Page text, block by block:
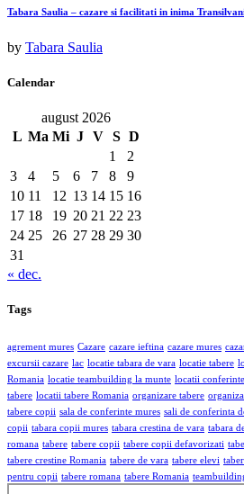
Tabara Saulia – cazare si facilitati in inima
by Tabara Saulia
Calendar
august 2026
L Ma Mi J V S D
1
2
3
4 5 6 7 8
9
10 11 12 13 14 15 16
17 18 19 20 21 22 23
24 25 26 27 28 29 30
31
« dec.
Tags
agrement mures Cazare cazare ieftina cazare mures
excursii cazare lac locatie tabara de vara locatie tabere
Romania locatie teambuilding la munte locatii conferinte
tabere locatii tabere Romania organizare tabere
tabere copii sala de conferinte mures sali de conferinta
copii tabara copii mures tabara crestina de vara tabara
romana tabere tabere copii tabere copii defavorizati
tabere crestine Romania tabere de vara tabere elevi
pentru copii tabere romana tabere Romania